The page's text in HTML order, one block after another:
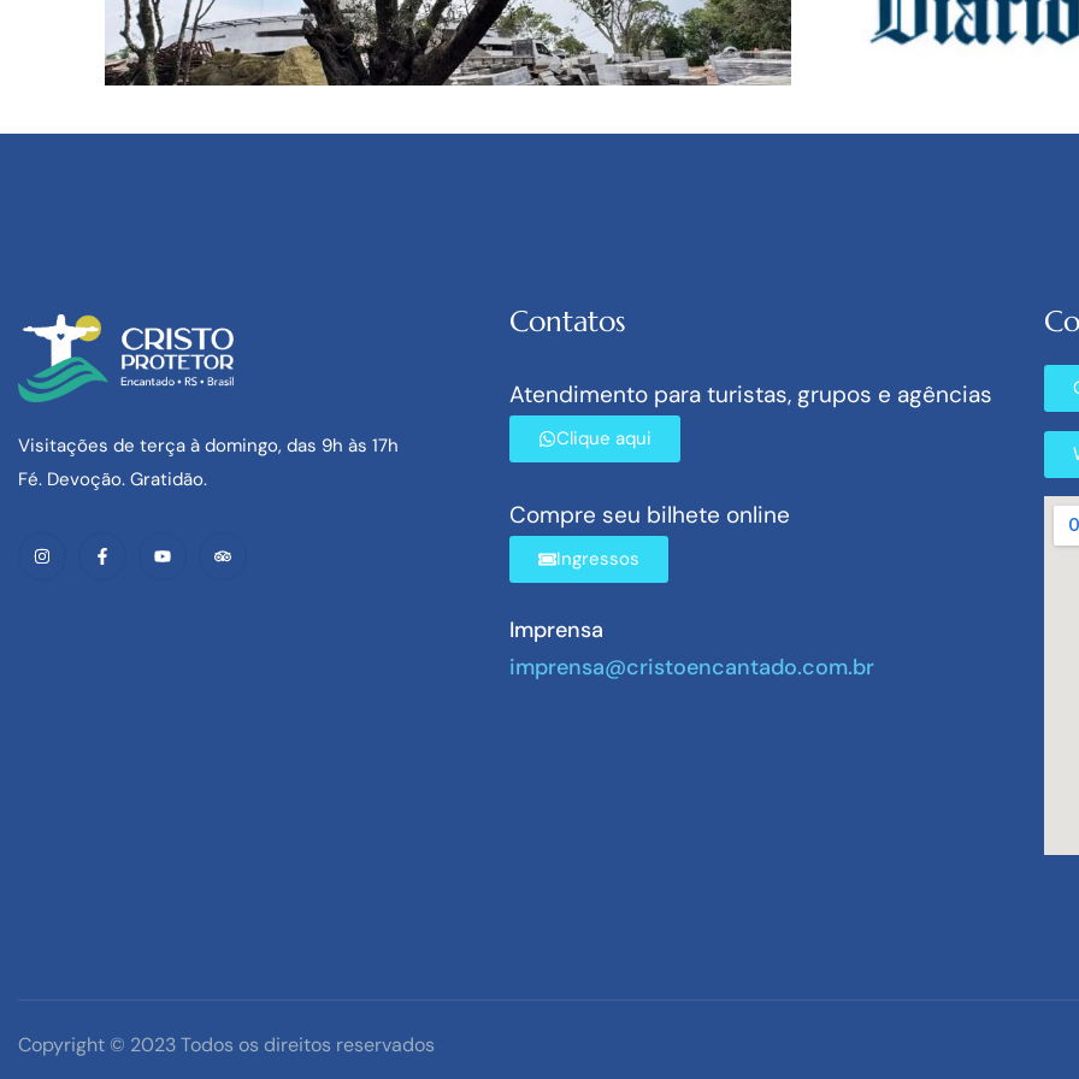
Oliveira centenária é plantada aos pés
LEARN MORE
Diário de
Brasil terá
que a do Rio
Visitações de terça à domingo, das 9h às 17h
Fé. Devoção. Gratidão.
Contatos
Atendimento para turistas, grupos e agências
Clique aqui
Compre seu bilhete online
Ingressos
Imprensa
imprensa@cristoencantado.com.br
Copyright © 2023 Todos os direitos reservados